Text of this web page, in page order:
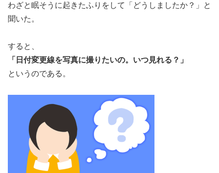
わざと眠そうに起きたふりをして「どうしましたか？」と
聞いた。
すると、
「日付変更線を写真に撮りたいの。いつ見れる？」
というのである。